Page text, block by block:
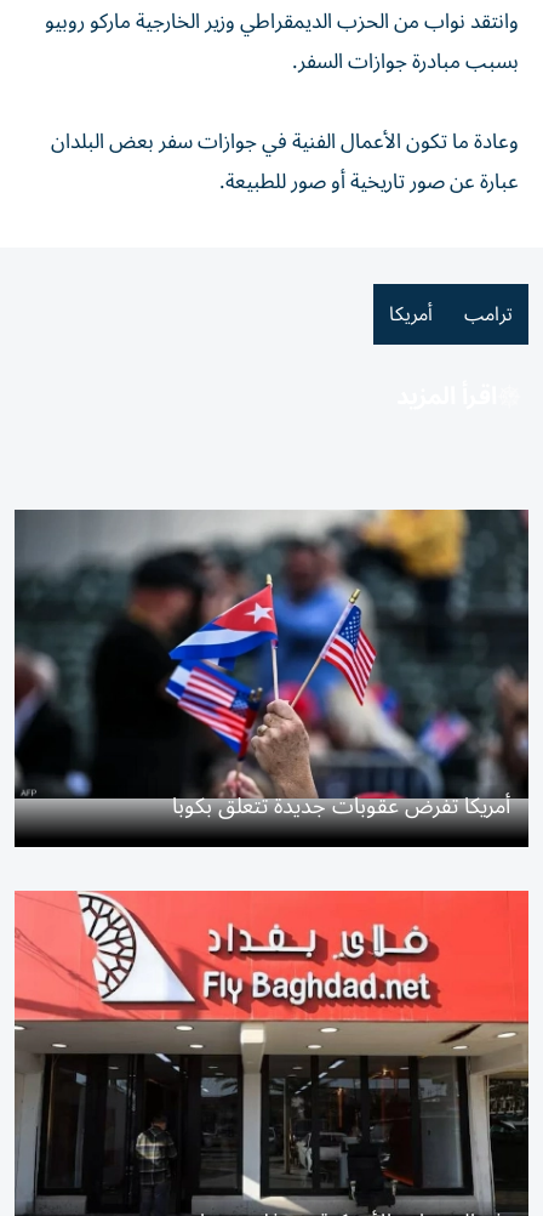
وانتقد نواب من الحزب الديمقراطي وزير الخارجية ماركو روبيو
بسبب مبادرة جوازات السفر.
وعادة ما تكون الأعمال الفنية في جوازات سفر بعض البلدان
عبارة عن صور تاريخية أو صور للطبيعة.
ترامب أمريكا
أمريكا تفرض عقوبات جديدة تتعلق بكوبا